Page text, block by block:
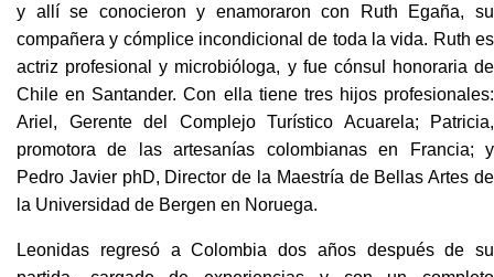
y allí se conocieron y enamoraron con Ruth Egaña, su
compañera y cómplice incondicional de toda la vida. Ruth es
actriz profesional y microbióloga, y fue cónsul honoraria de
Chile en Santander. Con ella tiene tres hijos profesionales:
Ariel, Gerente del Complejo Turístico Acuarela; Patricia,
promotora de las artesanías colombianas en Francia; y
Pedro Javier phD, Director de la Maestría de Bellas Artes de
la Universidad de Bergen en Noruega.
Leonidas regresó a Colombia dos años después de su